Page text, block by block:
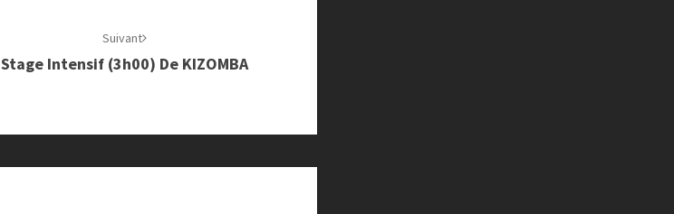
Suivant
Stage Intensif (3h00) De KIZOMBA